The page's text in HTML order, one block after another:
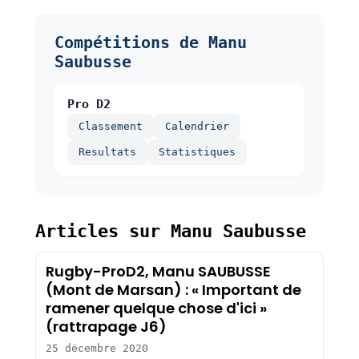
Compétitions de Manu
Saubusse
Pro D2
Classement Calendrier
Resultats Statistiques
Articles sur Manu Saubusse
Rugby-ProD2, Manu SAUBUSSE
(Mont de Marsan) : « Important de
ramener quelque chose d'ici »
(rattrapage J6)
25 décembre 2020